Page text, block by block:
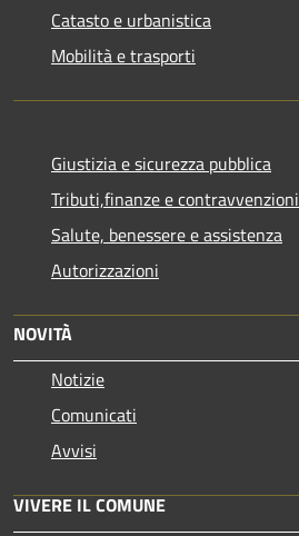
Catasto e urbanistica
Mobilità e trasporti
Giustizia e sicurezza pubblica
Tributi,finanze e contravvenzioni
Salute, benessere e assistenza
Autorizzazioni
NOVITÀ
Notizie
Comunicati
Avvisi
VIVERE IL COMUNE